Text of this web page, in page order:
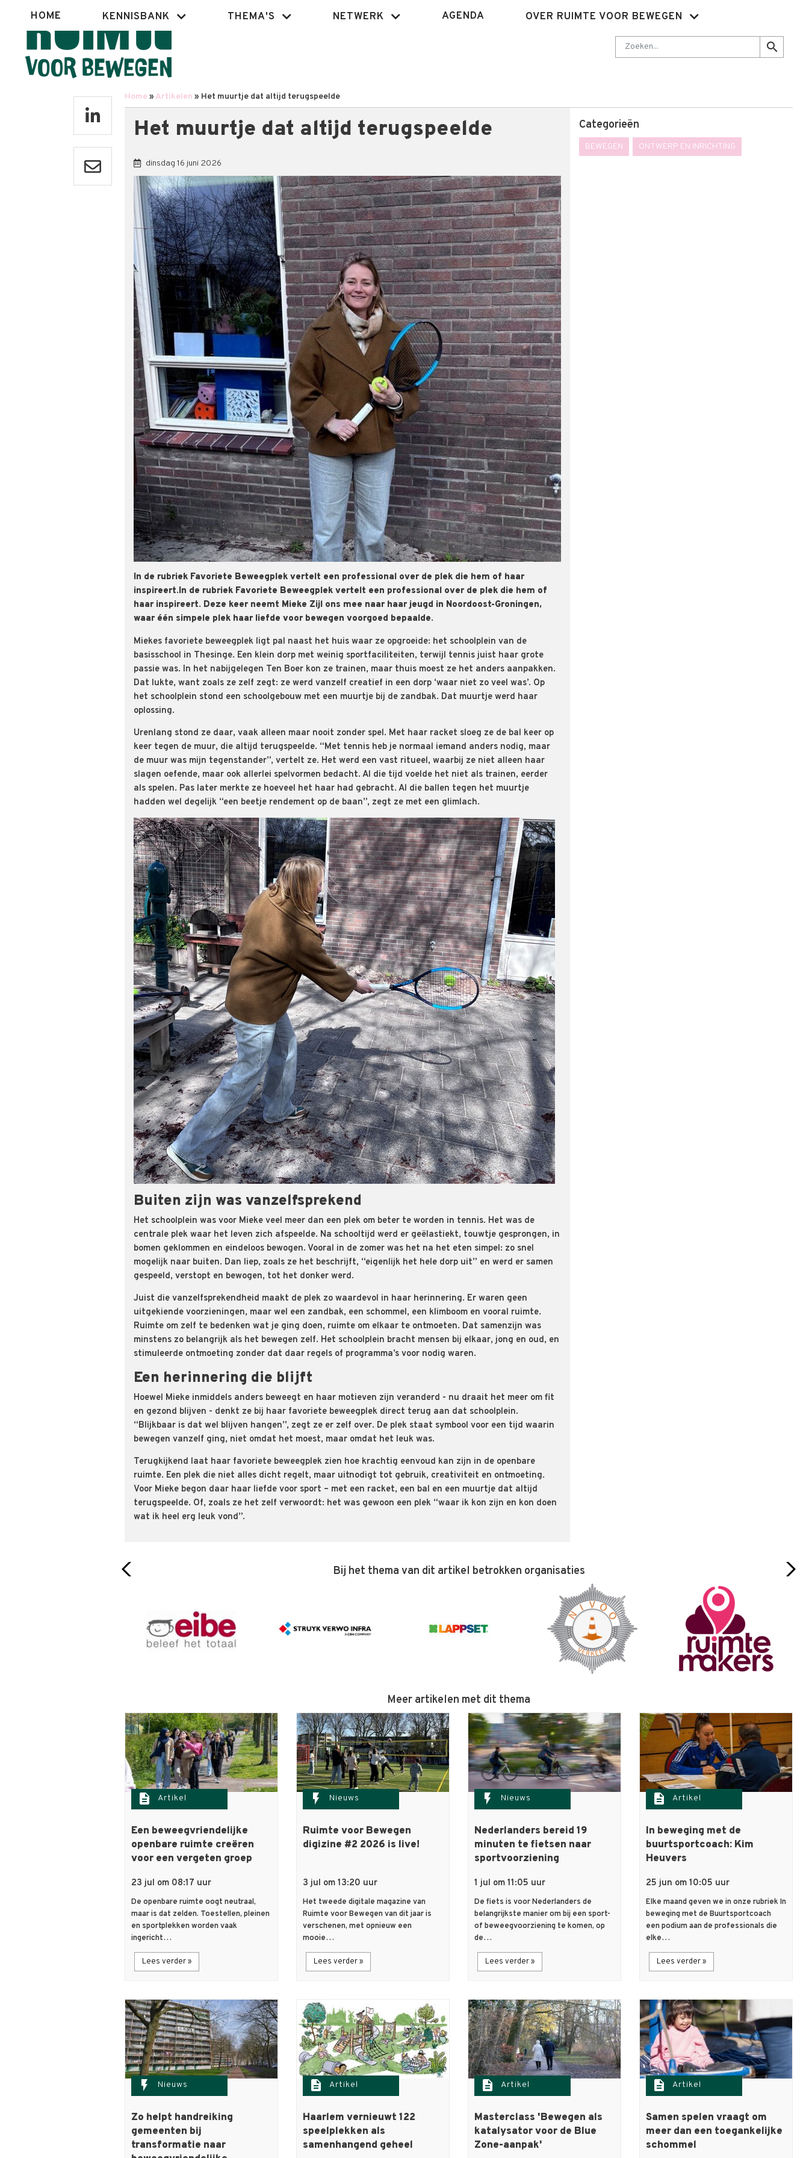
inhoud
Zoeken
search
Hoofdnavigatie
HOME KENNISBANK THEMA'S NETWERK AGENDA OVER RUIMTE VOOR BEWEGEN
Home Artikelen Het muurtje dat altijd terugspeelde
Het muurtje dat altijd terugspeelde
dinsdag 16 juni 2026
In de rubriek Favoriete Beweegplek vertelt een professional over de plek die hem of haar
inspireert.In de rubriek Favoriete Beweegplek vertelt een professional over de plek die hem of
haar inspireert. Deze keer neemt Mieke Zijl ons mee naar haar jeugd in Noordoost-Groningen,
waar één simpele plek haar liefde voor bewegen voorgoed bepaalde.
Miekes favoriete beweegplek ligt pal naast het huis waar ze opgroeide: het schoolplein van de
basisschool in Thesinge. Een klein dorp met weinig sportfaciliteiten, terwijl tennis juist haar grote
passie was. In het nabijgelegen Ten Boer kon ze trainen, maar thuis moest ze het anders aanpakken.
Dat lukte, want zoals ze zelf zegt: ze werd vanzelf creatief in een dorp ‘waar niet zo veel was’. Op
het schoolplein stond een schoolgebouw met een muurtje bij de zandbak. Dat muurtje werd haar
oplossing.
Urenlang stond ze daar, vaak alleen maar nooit zonder spel. Met haar racket sloeg ze de bal keer op
keer tegen de muur, die altijd terugspeelde. “Met tennis heb je normaal iemand anders nodig, maar
de muur was mijn tegenstander”, vertelt ze. Het werd een vast ritueel, waarbij ze niet alleen haar
slagen oefende, maar ook allerlei spelvormen bedacht. Al die tijd voelde het niet als trainen, eerder
als spelen. Pas later merkte ze hoeveel het haar had gebracht. Al die ballen tegen het muurtje
hadden wel degelijk “een beetje rendement op de baan”, zegt ze met een glimlach.
Buiten zijn was vanzelfsprekend
Het schoolplein was voor Mieke veel meer dan een plek om beter te worden in tennis. Het was de
centrale plek waar het leven zich afspeelde. Na schooltijd werd er geëlastiekt, touwtje gesprongen, in
bomen geklommen en eindeloos bewogen. Vooral in de zomer was het na het eten simpel: zo snel
mogelijk naar buiten. Dan liep, zoals ze het beschrijft, “eigenlijk het hele dorp uit” en werd er samen
gespeeld, verstopt en bewogen, tot het donker werd.
Juist die vanzelfsprekendheid maakt de plek zo waardevol in haar herinnering. Er waren geen
uitgekiende voorzieningen, maar wel een zandbak, een schommel, een klimboom en vooral ruimte.
Ruimte om zelf te bedenken wat je ging doen, ruimte om elkaar te ontmoeten. Dat samenzijn was
minstens zo belangrijk als het bewegen zelf. Het schoolplein bracht mensen bij elkaar, jong en oud, en
stimuleerde ontmoeting zonder dat daar regels of programma’s voor nodig waren.
Een herinnering die blijft
Hoewel Mieke inmiddels anders beweegt en haar motieven zijn veranderd - nu draait het meer om fit
en gezond blijven - denkt ze bij haar favoriete beweegplek direct terug aan dat schoolplein.
“Blijkbaar is dat wel blijven hangen”, zegt ze er zelf over. De plek staat symbool voor een tijd waarin
bewegen vanzelf ging, niet omdat het moest, maar omdat het leuk was.
Terugkijkend laat haar favoriete beweegplek zien hoe krachtig eenvoud kan zijn in de openbare
ruimte. Een plek die niet alles dicht regelt, maar uitnodigt tot gebruik, creativiteit en ontmoeting.
Voor Mieke begon daar haar liefde voor sport – met een racket, een bal en een muurtje dat altijd
terugspeelde. Of, zoals ze het zelf verwoordt: het was gewoon een plek “waar ik kon zijn en kon doen
wat ik heel erg leuk vond”.
Categorieën
BEWEGEN ONTWERP EN INRICHTING
Bij het thema van dit artikel betrokken organisaties
Meer artikelen met dit thema
description Artikel
Een beweegvriendelijke
openbare ruimte creëren
voor een vergeten groep
23 jul om 08:17 uur
De openbare ruimte oogt neutraal,
maar is dat zelden. Toestellen, pleinen
en sportplekken worden vaak
ingericht…
Lees verder »
flash_on Nieuws
Ruimte voor Bewegen
digizine #2 2026 is live!
3 jul om 13:20 uur
Het tweede digitale magazine van
Ruimte voor Bewegen van dit jaar is
verschenen, met opnieuw een
mooie…
Lees verder »
flash_on Nieuws
Nederlanders bereid 19
minuten te fietsen naar
sportvoorziening
1 jul om 11:05 uur
De fiets is voor Nederlanders de
belangrijkste manier om bij een sport-
of beweegvoorziening te komen, op
de…
Lees verder »
description Artikel
In beweging met de
buurtsportcoach: Kim
Heuvers
25 jun om 10:05 uur
Elke maand geven we in onze rubriek In
beweging met de Buurtsportcoach
een podium aan de professionals die
elke…
Lees verder »
flash_on Nieuws
Zo helpt handreiking
gemeenten bij
transformatie naar
description Artikel
Haarlem vernieuwt 122
speelplekken als
samenhangend geheel
description Artikel
Masterclass 'Bewegen als
katalysator voor de Blue
Zone-aanpak'
description Artikel
Samen spelen vraagt om
meer dan een toegankelijke
schommel